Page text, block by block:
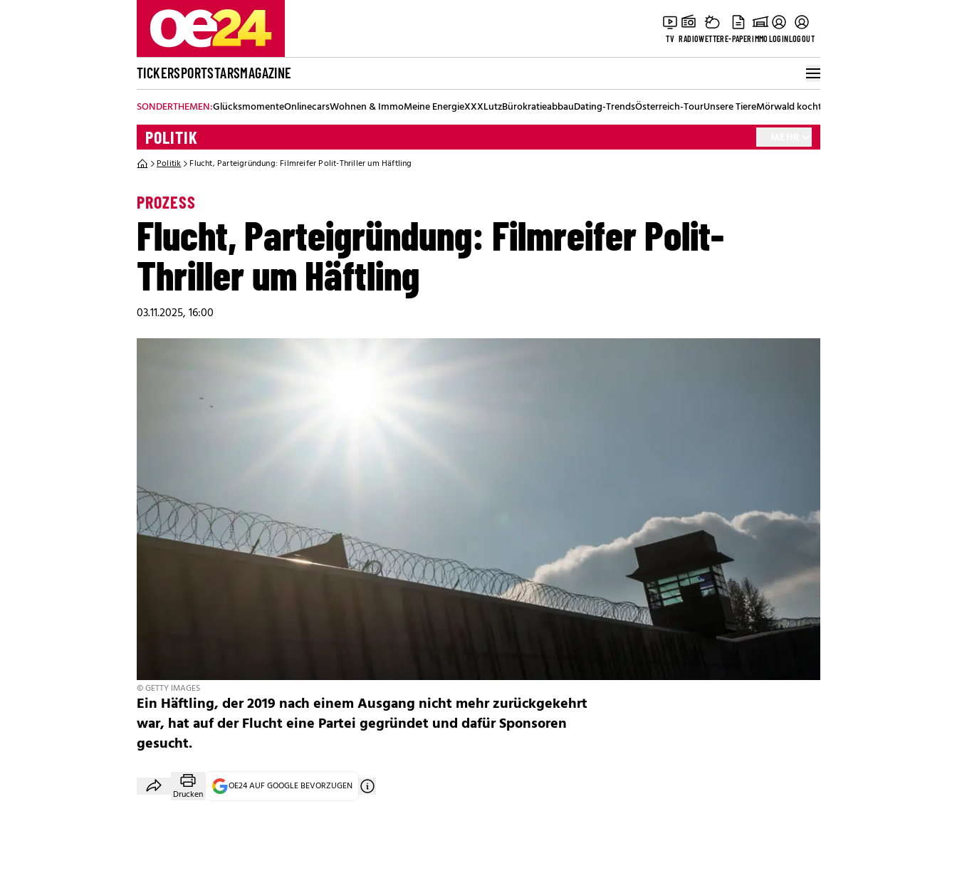
TV RADIOWETTERE-PAPERIMMOLOGINLOGOUT
TICKERSPORTSTARSMAGAZINE
SONDERTHEMEN:GlücksmomenteOnlinecarsWohnen & ImmoMeine EnergieXXXLutzBürokratieabbauDating-TrendsÖsterreich-TourUnsere TiereMörwald kocht
POLITIK
Politik Flucht, Parteigründung: Filmreifer Polit-Thriller um Häftling
PROZESS
Flucht, Parteigründung: Filmreifer Polit-
Thriller um Häftling
03.11.2025, 16:00
© GETTY IMAGES
Ein Häftling, der 2019 nach einem Ausgang nicht mehr zurückgekehrt
war, hat auf der Flucht eine Partei gegründet und dafür Sponsoren
gesucht.
Drucken
OE24 AUF GOOGLE BEVORZUGEN